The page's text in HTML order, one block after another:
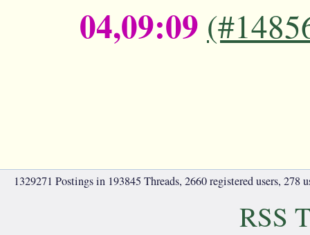
04,09:09
1329271 Postings in 193845 Threads, 2660 registered users, 278
RSS